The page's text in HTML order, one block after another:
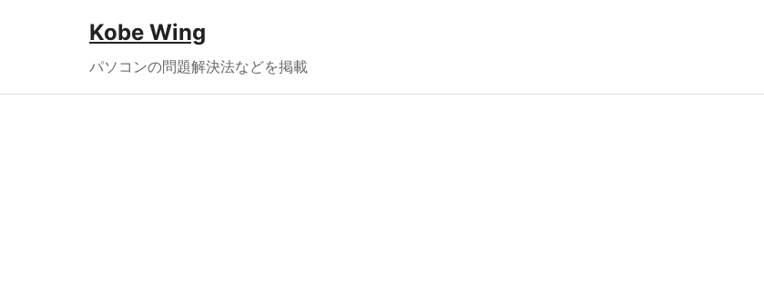
Kobe Wing
パソコンの問題解決法などを掲載